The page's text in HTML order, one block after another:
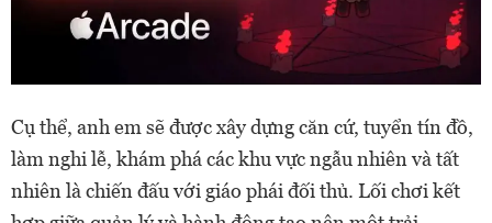
Cụ thể, anh em sẽ được xây dựng căn cứ, tuyển tín đồ,
làm nghi lễ, khám phá các khu vực ngẫu nhiên và tất
nhiên là chiến đấu với giáo phái đối thủ. Lối chơi kết